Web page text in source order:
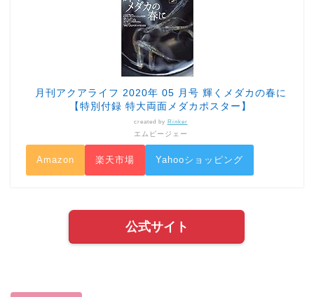
月刊アクアライフ 2020年 05 月号 輝くメダカの春に
【特別付録 特大両面メダカポスター】
created by Rinker
エムピージェー
Amazon 楽天市場 Yahooショッピング
公式サイト